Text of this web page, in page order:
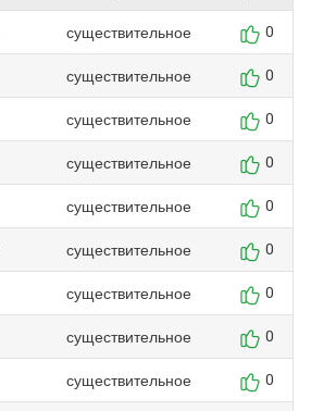
существительное 0
существительное 0
существительное 0
существительное 0
существительное 0
существительное 0
существительное 0
существительное 0
существительное 0